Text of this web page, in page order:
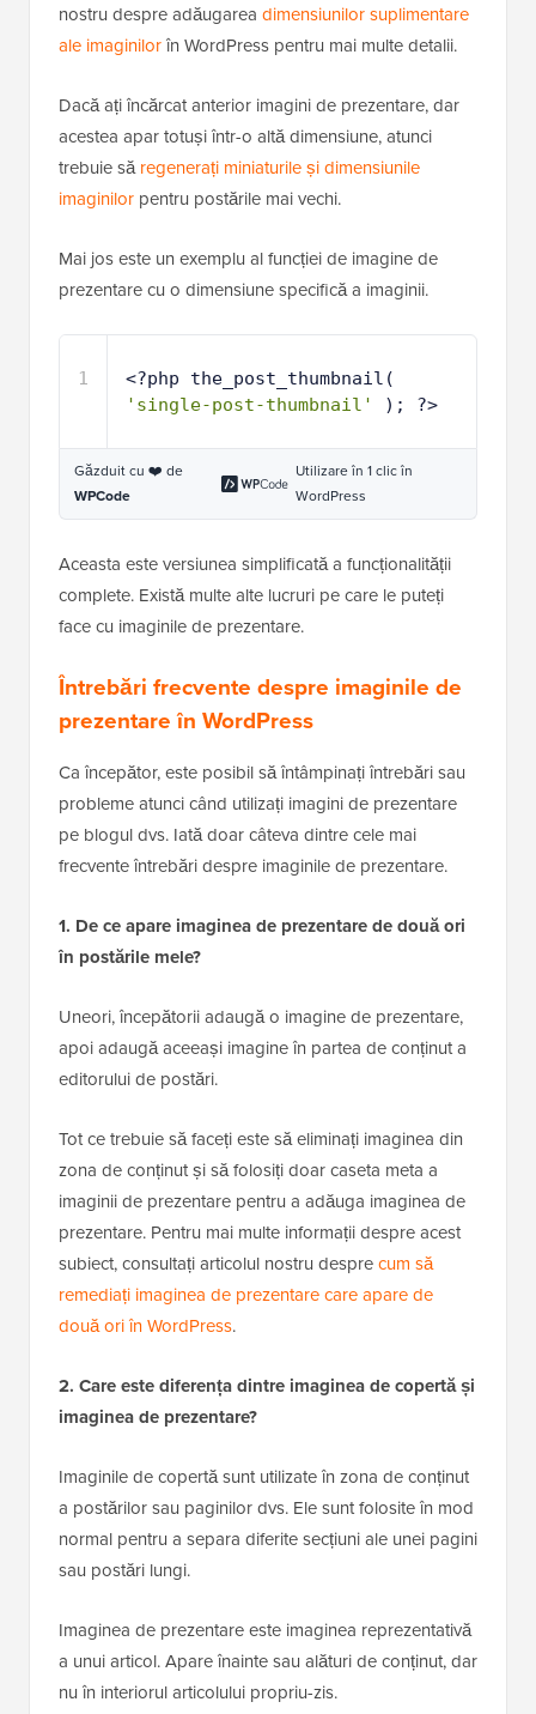
nostru despre adăugarea dimensiunilor suplimentare
ale imaginilorîn WordPress pentru mai multe detalii.
Dacă ați încărcat anterior imagini de prezentare, dar
acestea apar totuși într-o altă dimensiune, atunci
trebuie săregenerați miniaturile și dimensiunile
imaginilor pentru postările mai vechi.
Mai jos este un exemplu al funcției de imagine de
prezentare cu o dimensiune specifică a imaginii.
1
'single-post-thumbnail'
); ?>
Găzduit cu ❤️ de
WPCode
Utilizare în 1 clic în
WordPress
Aceasta este versiunea simplificată a funcționalității
complete. Există multe alte lucruri pe care le puteți
face cu imaginile de prezentare.
Întrebări frecvente despre imaginile de
prezentare în WordPress
Ca începător, este posibil să întâmpinați întrebări sau
probleme atunci când utilizați imagini de prezentare
pe blogul dvs. Iată doar câteva dintre cele mai
frecvente întrebări despre imaginile de prezentare.
1. De ce apare imaginea de prezentare de două ori
în postările mele?
Uneori, începătorii adaugă o imagine de prezentare,
apoi adaugă aceeași imagine în partea de conținut a
editorului de postări.
Tot ce trebuie să faceți este să eliminați imaginea din
zona de conținut și să folosiți doar caseta meta a
imaginii de prezentare pentru a adăuga imaginea de
prezentare. Pentru mai multe informații despre acest
subiect, consultați articolul nostru desprecum să
remediați imaginea de prezentare care apare de
două ori în WordPress.
2. Care este diferența dintre imaginea de copertă și
imaginea de prezentare?
Imaginile de copertă sunt utilizate în zona de conținut
a postărilor sau paginilor dvs. Ele sunt folosite în mod
normal pentru a separa diferite secțiuni ale unei pagini
sau postări lungi.
Imaginea de prezentare este imaginea reprezentativă
a unui articol. Apare înainte sau alături de conținut, dar
nu în interiorul articolului propriu-zis.